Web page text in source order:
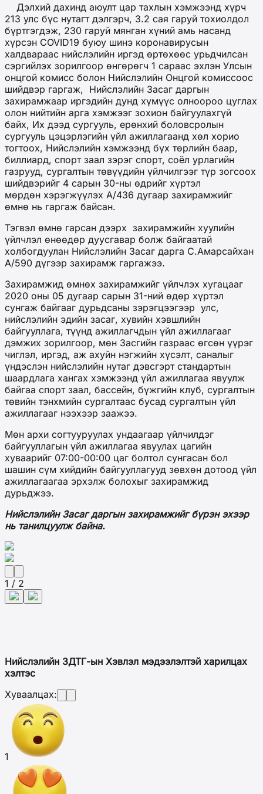
Дэлхий дахинд аюулт цар тахлын хэмжээнд хүрч
213 улс бүс нутагт дэлгэрч, 3.2 сая гаруй тохиолдол
бүртгэгдэж, 230 гаруй мянган хүний амь насанд
хүрсэн COVID19 буюу шинэ коронавирусын
халдвараас нийслэлийн иргэд өртөхөөс урьдчилсан
сэргийлэх зорилгоор өнгөрөгч 1 сараас эхлэн Улсын
онцгой комисс болон Нийслэлийн Онцгой комиссоос
шийдвэр гаргаж, Нийслэлийн Засаг даргын
захирамжаар иргэдийн дунд хүмүүс олноороо цуглах
олон нийтийн арга хэмжээг зохион байгуулахгүй
байх, Их дээд сургууль, ерөнхий боловсролын
сургууль цэцэрлэгийн үйл ажиллагаанд хөл хорио
тогтоох, Нийслэлийн хэмжээнд бүх тѳрлийн баар,
биллиард, спорт заал зэрэг спорт, соёл урлагийн
газрууд, сургалтын төвүүдийн үйлчилгээг түр зогсоох
шийдвэрийг 4 сарын 30-ны өдрийг хүртэл
мөрдөн хэрэгжүүлэх А/436 дугаар захирамжийг
өмнө нь гаргаж байсан.
Тэгвэл өмнө гарсан дээрх захирамжийн хуулийн
үйлчлэл өнөөдөр дуусгавар болж байгаатай
холбогдуулан Нийслэлийн Засаг дарга С.Амарсайхан
А/590 дүгээр захирамж гаргажээ.
Захирамжид өмнөх захирамжийг үйлчлэх хугацааг
2020 оны 05 дугаар сарын 31-ний өдөр хүртэл
сунгаж байгааг дурьдсаны зэрэгцээгээр улс,
нийслэлийн эдийн засаг, хувийн хэвшлийн
байгууллага, түүнд ажиллагчдын үйл ажиллагааг
дэмжих зорилгоор, мөн Засгийн газраас өгсөн үүрэг
чиглэл, иргэд, аж ахуйн нэгжийн хүсэлт, саналыг
үндэслэн нийслэлийн нутаг дэвсгэрт стандартын
шаардлага хангах хэмжээнд үйл ажиллагаа явуулж
байгаа спорт заал, бассейн, бүжгийн клуб, сургалтын
төвийн тэнхмийн сургалтаас бусад сургалтын үйл
ажиллагааг нээхээр заажээ.
Мөн архи согтууруулах ундаагаар үйлчилдэг
байгууллагын үйл ажиллагаа явуулах цагийн
хуваарийг 07:00-00:00 цаг болтол сунгасан бол
шашин сүм хийдийн байгууллагууд зөвхөн дотоод үйл
ажиллагаагаа эрхэлж болохыг захирамжид
дурьджээ.
Нийслэлийн Засаг даргын захирамжийг бүрэн эхээр
нь танилцуулж байна.
1 / 2
Нийслэлийн ЗДТГ-ын Хэвлэл мэдээлэлтэй харилцах
хэлтэс
Хуваалцах:
1